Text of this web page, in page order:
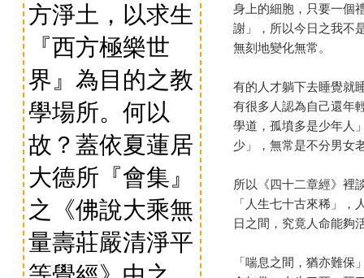
方淨土，以求生
『西方極樂世
界』為目的之教
學場所。何以
故？蓋依夏蓮居
大德所『會集』
之《佛說大乘無
量壽莊嚴清淨平
身上的細胞，只要一個
謝」，所以今日之我不
無刻地變化無常。
有的人才躺下去睡覺就
有很多人認為自己還年
學道，孤墳多是少年人
少」，無常是不分男女
所以《四十二章經》裡
「人生七十古來稀」
日之間，究竟人命能夠
「喘息之間，猶亦難